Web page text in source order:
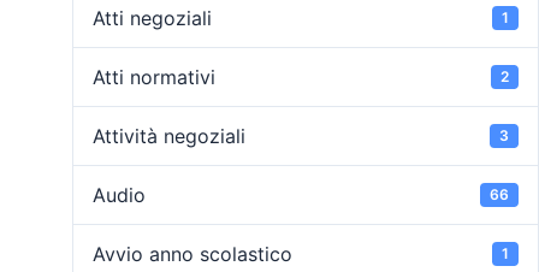
Atti negoziali 1
Atti normativi 2
Attività negoziali 3
Audio 66
Avvio anno scolastico 1